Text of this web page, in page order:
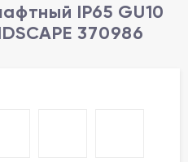
IP65 GU10
370986